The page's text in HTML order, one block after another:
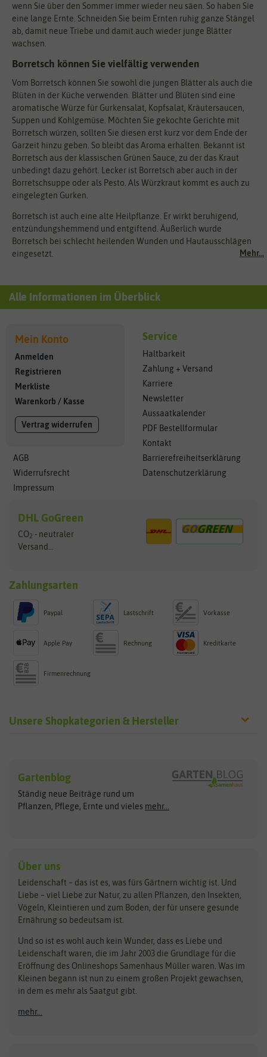
Mehr...
wenn Sie über den Sommer immer wieder neu säen. So haben Sie
eine lange Ernte. Schneiden Sie beim Ernten ruhig ganze Stängel
ab, damit neue Triebe und damit auch wieder junge Blätter
wachsen.
Borretsch können Sie vielfältig verwenden
Vom Borretsch können Sie sowohl die jungen Blätter als auch die
Blüten in der Küche verwenden. Blätter und Blüten sind eine
aromatische Würze für Gurkensalat, Kopfsalat, Kräutersaucen,
Suppen und Kohlgemüse. Möchten Sie gekochte Gerichte mit
Borretsch würzen, sollten Sie diesen erst kurz vor dem Ende der
Garzeit hinzu geben. So bleibt das Aroma erhalten. Bekannt ist
Borretsch aus der klassischen Grünen Sauce, zu der das Kraut
unbedingt dazu gehört. Lecker ist Borretsch aber auch in der
Borretschsuppe oder als Pesto. Als Würzkraut kommt es auch zu
eingelegten Gurken.
Borretsch ist auch eine alte Heilpflanze. Er wirkt beruhigend,
entzündungshemmend und entgiftend. Äußerlich wurde
Borretsch bei schlecht heilenden Wunden und Hautausschlägen
eingesetzt.
Alle Informationen im Überblick
Mein Konto
Anmelden
Registrieren
Merkliste
Warenkorb / Kasse
Vertrag widerrufen
AGB
Widerrufsrecht
Impressum
Service
Haltbarkeit
Zahlung + Versand
Karriere
Newsletter
Aussaatkalender
PDF Bestellformular
Kontakt
Barrierefreiheitserklärung
Datenschutzerklärung
DHL GoGreen
CO2 - neutraler
Versand...
Zahlungsarten
Paypal Lastschrift Vorkasse
Apple Pay Rechnung Kreditkarte
Firmenrechnung
Unsere Shopkategorien & Hersteller
Exotische Samen
Gemüsesamen
Gründünger
Kräutersamen
Obstsamen
Pilzbrut
Rasensamen
Steckzwiebeln
Zimmer & Kübelpflanzen
Kataloge
Schnäppchen
Anzucht & Gartenzubehör
Anzuchtschalen
Arche Noah
ASB Greenworld
Benary
Bingenheimer Saatgut
BioBalu
Bionana
BIOWOL
Blumicorn
Bûten Birds
Clever Pots
COMPO
Dürr-Samen
elho
Feldsaaten Freudenberger
Fertil
Flora Elite
Gartenblog
Ständig neue Beiträge rund um
Pflanzen, Pflege, Ernte und vieles mehr...
Über uns
Leidenschaft – das ist es, was fürs Gärtnern wichtig ist. Und
Liebe – viel Liebe zur Natur, zu allen Pflanzen, den Insekten,
Vögeln, Kleintieren und zum Boden, der für unsere gesunde
Ernährung so bedeutsam ist.
Und so ist es wohl auch kein Wunder, dass es Liebe und
Leidenschaft waren, die im Jahr 2003 die Grundlage für die
Eröffnung des Onlineshops Samenhaus Müller waren. Was im
Kleinen begann ist nun zu einem großen Projekt gewachsen,
in dem es mehr als Saatgut gibt.
mehr...